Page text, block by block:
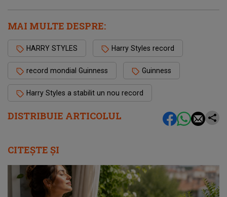
DISTRIBUIE ARTICOLUL
MAI MULTE DESPRE:
HARRY STYLES Harry Styles record
record mondial Guinness Guinness
Harry Styles a stabilit un nou record
CITEȘTE ȘI